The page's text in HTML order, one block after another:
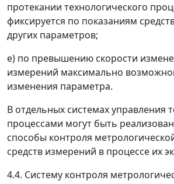
протекании технологического
фиксируется по показаниям
других параметров;
е) по превышению скорости
измерений максимально
изменения параметра.
В отдельных системах управления
процессами могут быть
способы контроля
средств измерений в процессе их
4.4. Систему контроля